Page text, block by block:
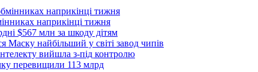
наприкінці тижня
$567 млн за шкоду дітям
Маску найбільший у світі завод чипів
вийшла з-під контролю
перевищили 113 млрд